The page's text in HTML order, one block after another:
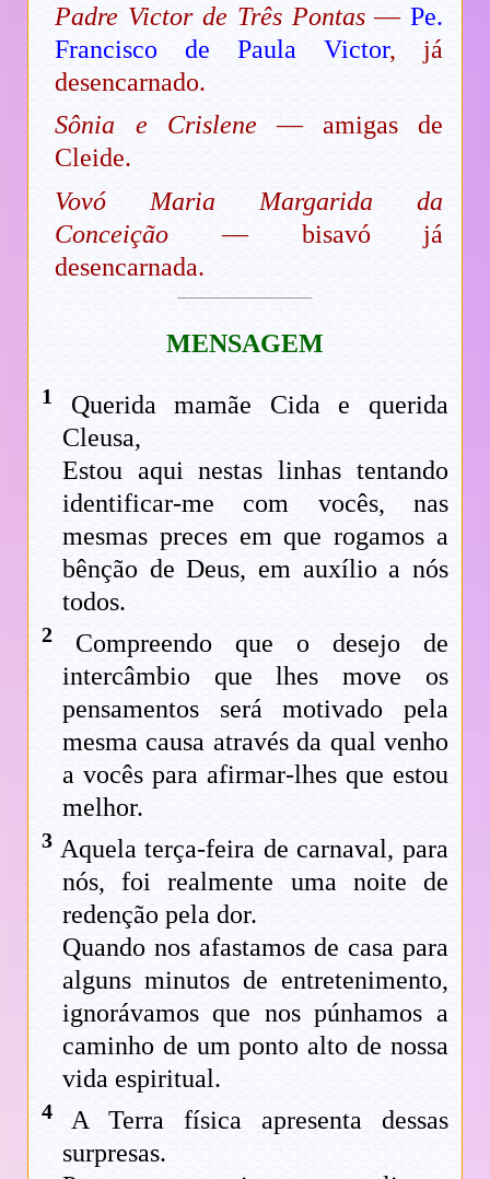
Padre Victor de Três Pontas—Pe.
Francisco de Paula Victor, já
desencarnado.
Sônia e Crislene — amigas de
Cleide.
Vovó Maria Margarida da
Conceição — bisavó já
desencarnada.
MENSAGEM
1
Querida mamãe Cida e querida
Cleusa,
Estou aqui nestas linhas tentando
identificar-me com vocês, nas
mesmas preces em que rogamos a
bênção de Deus, em auxílio a nós
todos.
2 Compreendo que o desejo de
intercâmbio que lhes move os
pensamentos será motivado pela
mesma causa através da qual venho
a vocês para afirmar-lhes que estou
melhor.
3 Aquela terça-feira de carnaval, para
nós, foi realmente uma noite de
redenção pela dor.
Quando nos afastamos de casa para
alguns minutos de entretenimento,
ignorávamos que nos púnhamos a
caminho de um ponto alto de nossa
vida espiritual.
4 A Terra física apresenta dessas
surpresas.